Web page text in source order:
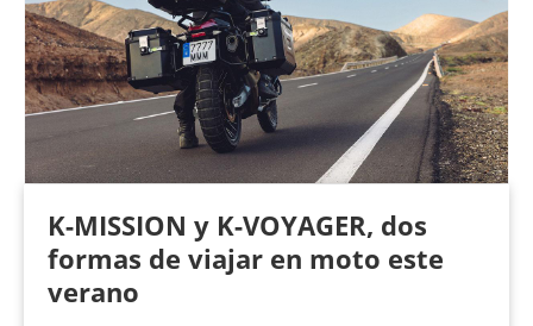
K-MISSION y K-VOYAGER, dos
formas de viajar en moto este
verano